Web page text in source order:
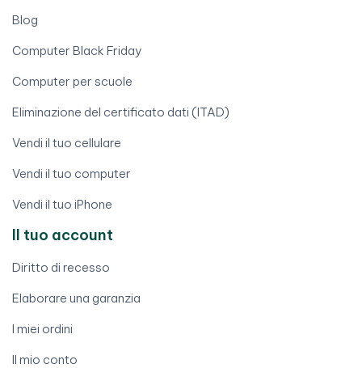
Blog
Computer Black Friday
Computer per scuole
Eliminazione del certificato dati (ITAD)
Vendi il tuo cellulare
Vendi il tuo computer
Vendi il tuo iPhone
Il tuo account
Diritto di recesso
Elaborare una garanzia
I miei ordini
Il mio conto